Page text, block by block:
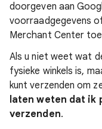
doorgeven aan
voorraadgegevens
Merchant Center
Als u niet weet wat
fysieke winkels is,
kunt verzenden om
laten weten dat ik
verzenden.